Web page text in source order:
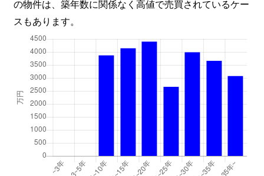
の物件は、築年数に関係なく高値で売買されているケー
スもあります。